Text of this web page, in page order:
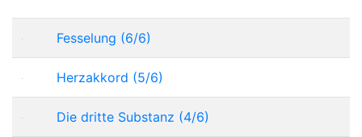
Fesselung (6/6)
Herzakkord (5/6)
Die dritte Substanz (4/6)